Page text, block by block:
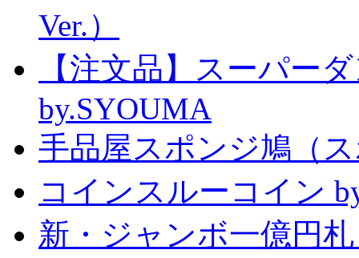
Ver.）
【注文品】スーパ
by.SYOUMA
手品屋スポンジ鳩（
コインスルーコイン
新・ジャンボ一億円